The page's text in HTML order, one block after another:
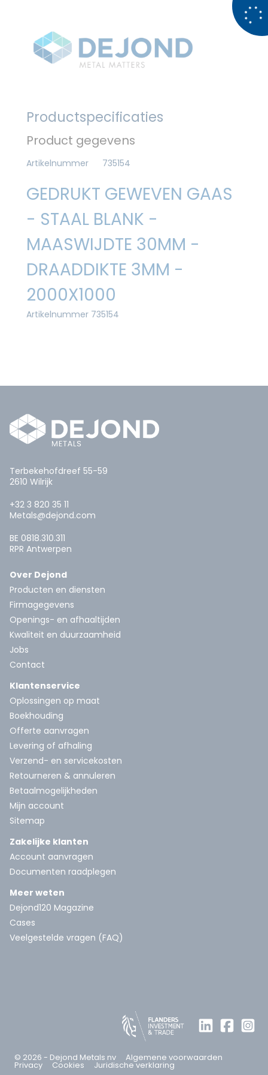
Productspecificaties
Product gegevens
Artikelnummer 735154
GEDRUKT GEWEVEN GAAS
- STAAL BLANK -
MAASWIJDTE 30MM -
DRAADDIKTE 3MM -
2000X1000
Artikelnummer 735154
Terbekehofdreef 55-59
2610 Wilrijk
+32 3 820 35 11
Metals@dejond.com
BE 0818.310.311
RPR Antwerpen
Over Dejond
Producten en diensten
Firmagegevens
Openings- en afhaaltijden
Kwaliteit en duurzaamheid
Jobs
Contact
Klantenservice
Oplossingen op maat
Boekhouding
Offerte aanvragen
Levering of afhaling
Verzend- en servicekosten
Retourneren & annuleren
Betaalmogelijkheden
Mijn account
Sitemap
Zakelijke klanten
Account aanvragen
Documenten raadplegen
Meer weten
Dejond120 Magazine
Cases
Veelgestelde vragen (FAQ)
© 2026 - Dejond Metals nv Algemene voorwaarden
Privacy Cookies Juridische verklaring